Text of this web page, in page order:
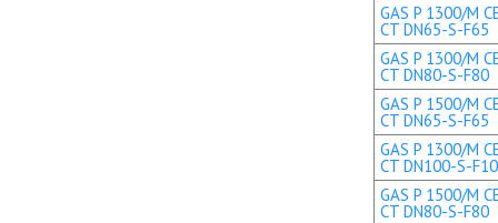
GAS P 1300/M
CT DN65-S-F65
GAS P 1300/M
CT DN80-S-F80
GAS P 1500/M
CT DN65-S-F65
GAS P 1300/M
CT DN100-S-
GAS P 1500/M
CT DN80-S-F80